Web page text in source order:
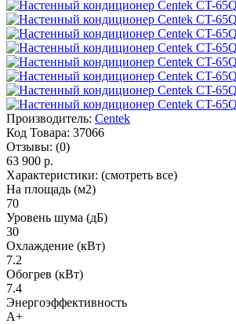
Производитель: Centek
Код Товара: 37066
Отзывы: (0)
63 900 р.
Характеристики: (смотреть все)
На площадь (м2)
70
Уровень шума (дБ)
30
Охлаждение (кВт)
7.2
Обогрев (кВт)
7.4
Энергоэффективность
A+